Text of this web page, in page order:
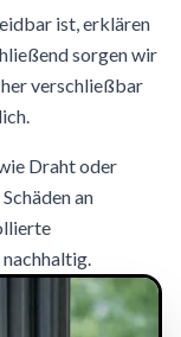
ist, erklären
sorgen wir
verschließbar
Draht oder
an